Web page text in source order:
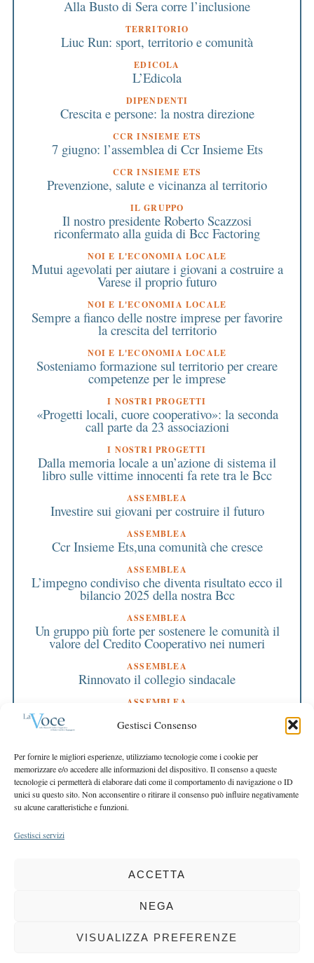
Gestisci Consenso
Per fornire le migliori esperienze, utilizziamo tecnologie come i cookie per
memorizzare e/o accedere alle informazioni del dispositivo. Il consenso a queste
tecnologie ci permetterà di elaborare dati come il comportamento di navigazione o ID
unici su questo sito. Non acconsentire o ritirare il consenso può influire negativamente
su alcune caratteristiche e funzioni.
Gestisci servizi
ACCETTA
NEGA
VISUALIZZA PREFERENZE
Alla Busto di Sera corre l’inclusione
TERRITORIO
Liuc Run: sport, territorio e comunità
EDICOLA
L’Edicola
DIPENDENTI
Crescita e persone: la nostra direzione
CCR INSIEME ETS
7 giugno: l’assemblea di Ccr Insieme Ets
CCR INSIEME ETS
Prevenzione, salute e vicinanza al territorio
IL GRUPPO
Il nostro presidente Roberto Scazzosi
riconfermato alla guida di Bcc Factoring
NOI E L'ECONOMIA LOCALE
Mutui agevolati per aiutare i giovani a costruire a
Varese il proprio futuro
NOI E L'ECONOMIA LOCALE
Sempre a fianco delle nostre imprese per favorire
la crescita del territorio
NOI E L'ECONOMIA LOCALE
Sosteniamo formazione sul territorio per creare
competenze per le imprese
I NOSTRI PROGETTI
«Progetti locali, cuore cooperativo»: la seconda
call parte da 23 associazioni
I NOSTRI PROGETTI
Dalla memoria locale a un’azione di sistema il
libro sulle vittime innocenti fa rete tra le Bcc
ASSEMBLEA
Investire sui giovani per costruire il futuro
ASSEMBLEA
Ccr Insieme Ets,una comunità che cresce
ASSEMBLEA
L’impegno condiviso che diventa risultato ecco il
bilancio 2025 della nostra Bcc
ASSEMBLEA
Un gruppo più forte per sostenere le comunità il
valore del Credito Cooperativo nei numeri
ASSEMBLEA
Rinnovato il collegio sindacale
ASSEMBLEA
Bilancio approvato all’unanimità e 2 milioni
destinati al territorio
EDITORIALE DIRETTORE
Crescere restando riconoscibili
EDITORIALE PRESIDENTE
Costruire futuro insieme
COPYRIGHT 2025 LA VOCE |PRIVACY
BCC DI BUSTO GAROLFO E BUGUGGIATE